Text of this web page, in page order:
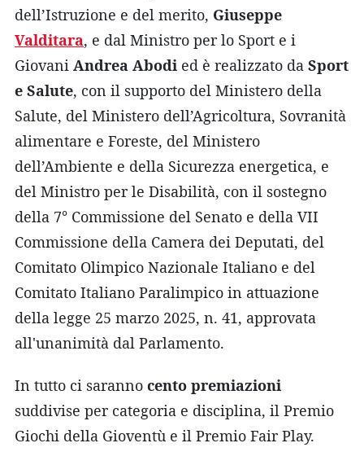
dell’Istruzione e del merito, Giuseppe
Valditara, e dal Ministro per lo Sport e i
Giovani Andrea Abodi ed è realizzato da Sport
e Salute, con il supporto del Ministero della
Salute, del Ministero dell’Agricoltura, Sovranità
alimentare e Foreste, del Ministero
dell’Ambiente e della Sicurezza energetica, e
del Ministro per le Disabilità, con il sostegno
della 7° Commissione del Senato e della VII
Commissione della Camera dei Deputati, del
Comitato Olimpico Nazionale Italiano e del
Comitato Italiano Paralimpico in attuazione
della legge 25 marzo 2025, n. 41, approvata
all'unanimità dal Parlamento.
In tutto ci saranno cento premiazioni
suddivise per categoria e disciplina, il Premio
Giochi della Gioventù e il Premio Fair Play.